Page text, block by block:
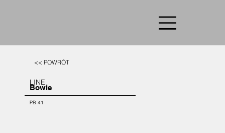
<< POWRÓT
LINE
Bowie
PB 41